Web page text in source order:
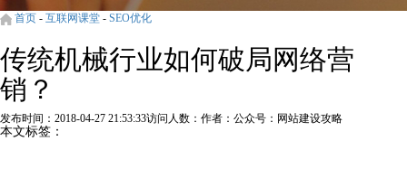
首页 - 互联网课堂 - SEO优化
传统机械行业如何破局网络营
销？
发布时间：2018-04-27 21:53:33访问人数： 作者：公众号：网站建设攻略
本文标签：